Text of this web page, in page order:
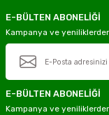
E-BÜLTEN ABONELİĞİ
Kampanya ve
E-BÜLTEN ABONELİĞİ
Kampanya ve